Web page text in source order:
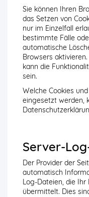
Sie können Ihren
das Setzen von
nur im Einzelfall
bestimmte Fälle
automatische
Browsers
kann die
sein.
Welche Cookies
eingesetzt werden,
Server-
Der Provider der
automatisch
Log-Dateien, die
übermittelt. Dies